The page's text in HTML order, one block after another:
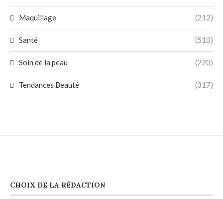
Maquillage (212)
Santé (510)
Soin de la peau (220)
Tendances Beauté (317)
CHOIX DE LA RÉDACTION